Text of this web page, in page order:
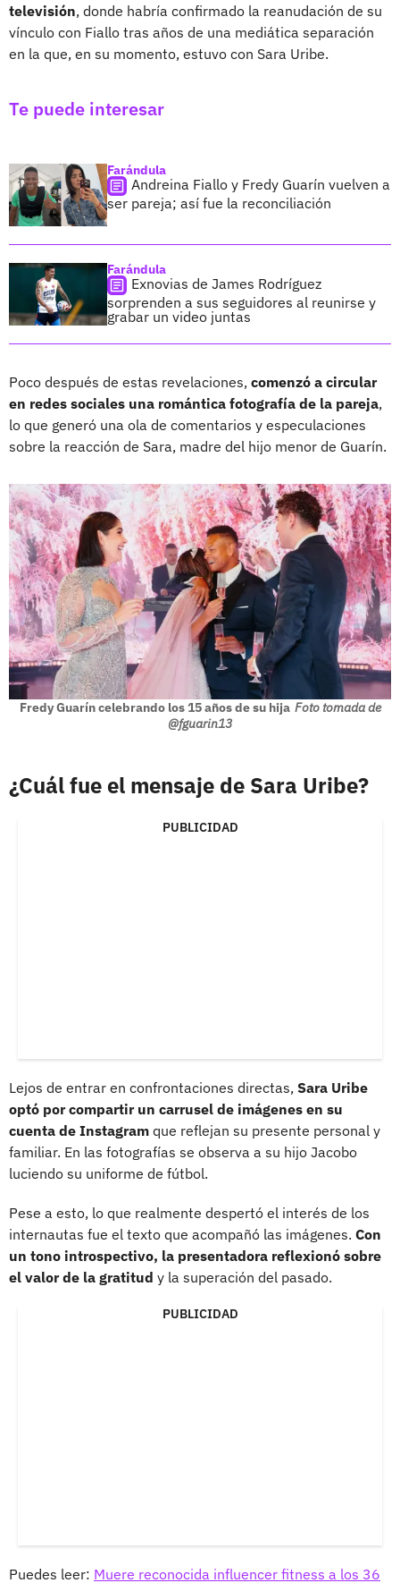
televisión, donde habría confirmado la reanudación de su
vínculo con Fiallo tras años de una mediática separación
en la que, en su momento, estuvo con Sara Uribe.
Te puede interesar
Farándula
Andreina Fiallo y Fredy Guarín vuelven a
ser pareja; así fue la reconciliación
Farándula
Exnovias de James Rodríguez
sorprenden a sus seguidores al reunirse y
grabar un video juntas
Poco después de estas revelaciones, comenzó a circular
en redes sociales una romántica fotografía de la pareja,
lo que generó una ola de comentarios y especulaciones
sobre la reacción de Sara, madre del hijo menor de Guarín.
Fredy Guarín celebrando los 15 años de su hija Foto tomada de
@fguarin13
¿Cuál fue el mensaje de Sara Uribe?
PUBLICIDAD
Lejos de entrar en confrontaciones directas, Sara Uribe
optó por compartir un carrusel de imágenes en su
cuenta de Instagram que reflejan su presente personal y
familiar. En las fotografías se observa a su hijo Jacobo
luciendo su uniforme de fútbol.
Pese a esto, lo que realmente despertó el interés de los
internautas fue el texto que acompañó las imágenes. Con
un tono introspectivo, la presentadora reflexionó sobre
el valor de la gratitud y la superación del pasado.
PUBLICIDAD
Puedes leer: Muere reconocida influencer fitness a los 36